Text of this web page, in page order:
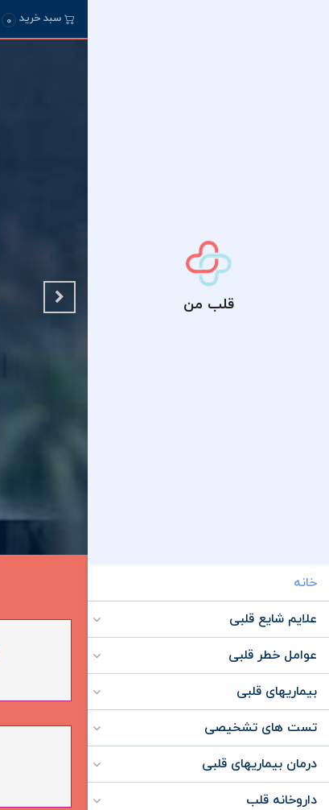
سبد خرید 0
قلب من
خانه
علایم شایع قلبی
عوامل خطر قلبی
بیماریهای قلبی
تست های تشخیصی
درمان بیماریهای قلبی
داروخانه قلب